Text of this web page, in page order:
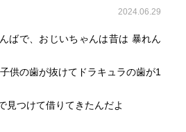
2024.06.29
ばで、おじいちゃんは昔は 暴れん
供の歯が抜けてドラキュラの歯が1
見つけて借りてきたんだよ